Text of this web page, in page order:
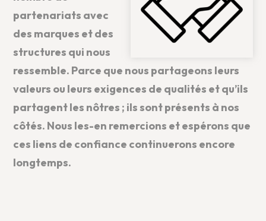
partenariats avec
des marques et des
structures qui nous
ressemble. Parce que nous partageons leurs
valeurs ou leurs exigences de qualités et qu’ils
partagent les nôtres ; ils sont présents à nos
côtés. Nous les-en remercions et espérons que
ces liens de confiance continuerons encore
longtemps.